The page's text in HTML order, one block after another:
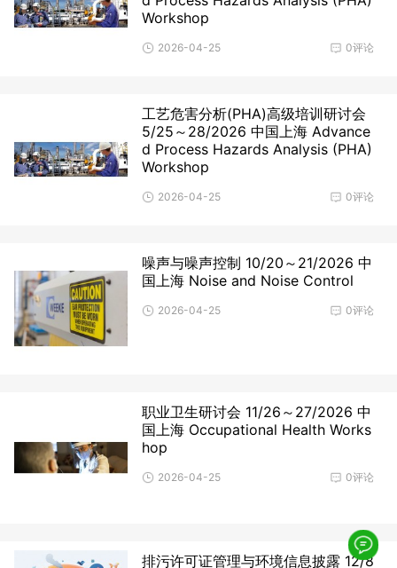
Workshop
0评论
2026-04-25
工艺危害分析(PHA)高级培训研讨会 ​
5/25～28/2026 中国上海 Advance
d Process Hazards Analysis (PHA)
Workshop
0评论
2026-04-25
噪声与噪声控制 10/20～21/2026 中
国上海 Noise and Noise Control
0评论
2026-04-25
职业卫生研讨会 11/26～27/2026 中
国上海 Occupational Health Works
hop
0评论
2026-04-25
排污许可证管理与环境信息披露 12/8